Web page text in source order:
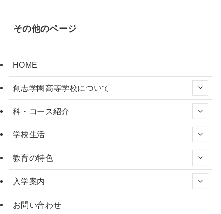
その他のページ
HOME
創志学園高等学校について
科・コース紹介
学校生活
教育の特色
入学案内
お問い合わせ